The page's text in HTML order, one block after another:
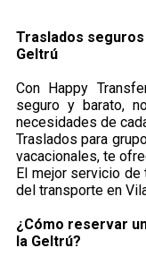
Traslados
Geltrú
Con Happy
seguro y barato,
necesidades de
Traslados para
vacacionales, te
El mejor servicio
del transporte en
¿Cómo reservar
la Geltrú?